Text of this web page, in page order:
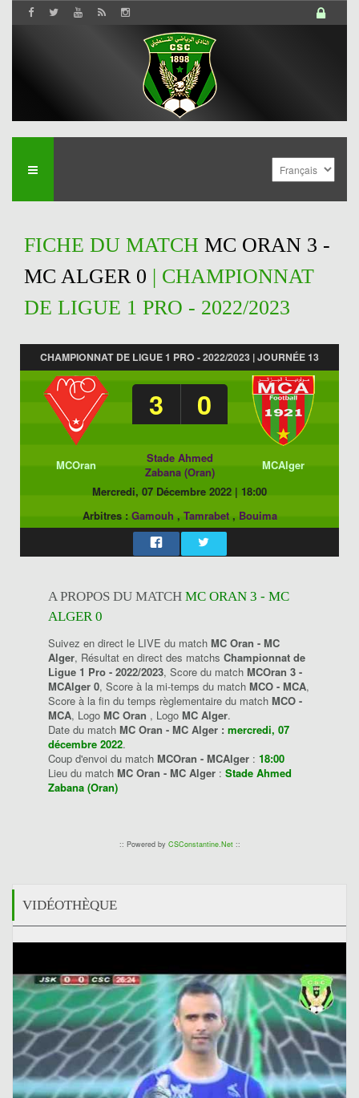
FICHE DU MATCH MC ORAN 3 -
MC ALGER 0 | CHAMPIONNAT
DE LIGUE 1 PRO - 2022/2023
CHAMPIONNAT DE LIGUE 1 PRO - 2022/2023 | JOURNÉE 13
3 0
MCOran
Stade Ahmed
Zabana (Oran)
MCAlger
Mercredi, 07 Décembre 2022 | 18:00
Arbitres : Gamouh , Tamrabet, Bouima
A PROPOS DU MATCH MC ORAN 3 - MC
ALGER 0
Suivez en direct le LIVE du match MC Oran - MC
Alger, Résultat en direct des matchs Championnat de
Ligue 1 Pro - 2022/2023, Score du match MCOran 3 -
MCAlger 0, Score à la mi-temps du match MCO - MCA,
Score à la fin du temps règlementaire du match MCO -
MCA, Logo MC Oran , Logo MC Alger.
Date du match MC Oran - MC Alger : mercredi, 07
décembre 2022.
Coup d'envoi du match MCOran - MCAlger : 18:00
Lieu du match MC Oran - MC Alger : Stade Ahmed
Zabana (Oran)
:: Powered by CSConstantine.Net::
VIDÉOTHÈQUE